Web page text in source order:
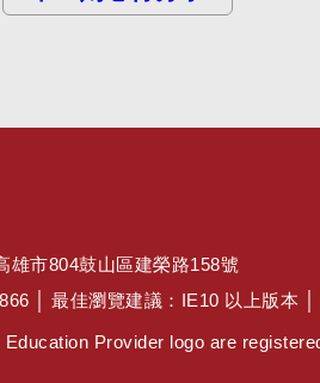
市804鼓山區建榮路158號
│ 最佳瀏覽建議：IE10 以上版本 │
Education Provider logo are